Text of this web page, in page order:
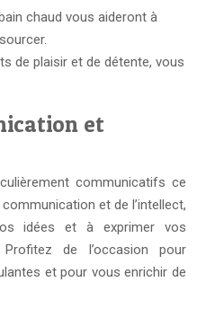
chaud vous aideront à
de plaisir et de détente, vous
et
communicatifs ce
et de l’intellect,
idées et à exprimer vos
de l’occasion pour
et pour vous enrichir de